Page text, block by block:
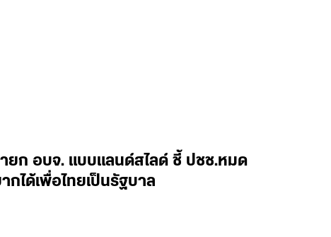
ยก อบจ. แบบแลนด์สไลด์ ชี้ ปชช.หมด
ได้เพื่อไทยเป็นรัฐบาล